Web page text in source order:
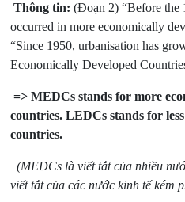
Thông tin: (Đoạn 2) “Before the
occurred in more economically
“Since 1950, urbanisation has
Economically Developed
=> MEDCs stands for more
countries. LEDCs stands for
countries.
(MEDCs là viết tắt của nhiều
viết tắt của các nước kinh tế kém